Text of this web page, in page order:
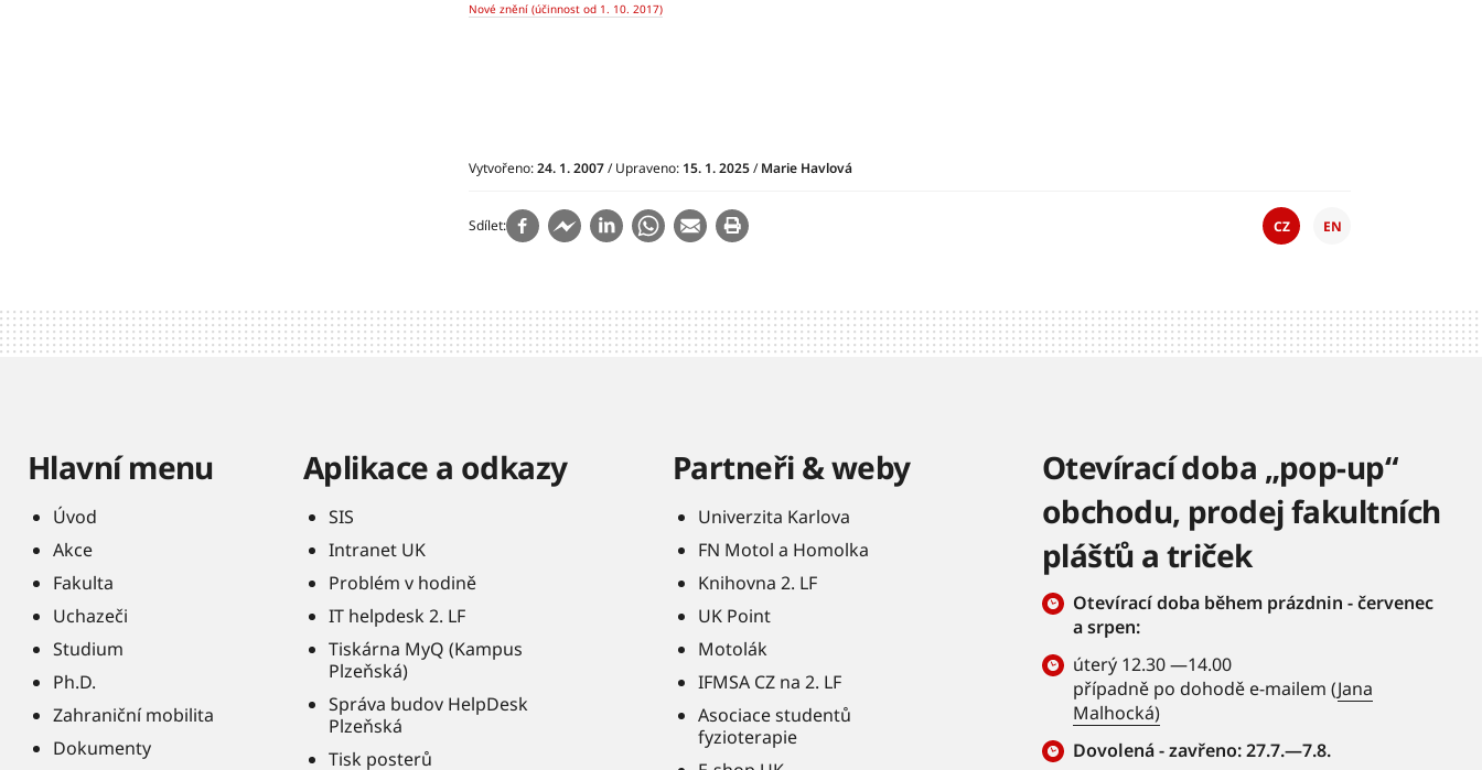
Nové znění (účinnost od 1. 10. 2017)
Vytvořeno:24. 1. 2007/ Upraveno: 15. 1. 2025/Marie Havlová
Sdílet CZ EN
Hlavní menu
Úvod
Akce
Fakulta
Uchazeči
Studium
Ph.D.
Zahraniční mobilita
Dokumenty
Aplikace a odkazy
SIS
Intranet UK
Problém v hodině
IT helpdesk 2. LF
Tiskárna MyQ (Kampus
Plzeňská)
Správa budov HelpDesk
Plzeňská
Tisk posterů
Partneři & weby
Univerzita Karlova
FN Motol a Homolka
Knihovna 2. LF
UK Point
Motolák
IFMSA CZ na 2. LF
Asociace studentů
fyzioterapie
Otevírací doba „pop-up“
obchodu, prodej fakultních
plášťů a triček
Otevírací doba během prázdnin - červenec
a srpen:
úterý 12.30 —14.00
případně po dohodě e-mailem (Jana
Malhocká)
Dovolená - zavřeno: 27.7.—7.8.